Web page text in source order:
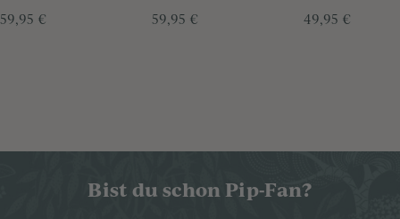
59,95 € 59,95 € 49,95 €
Bist du schon Pip-Fan?